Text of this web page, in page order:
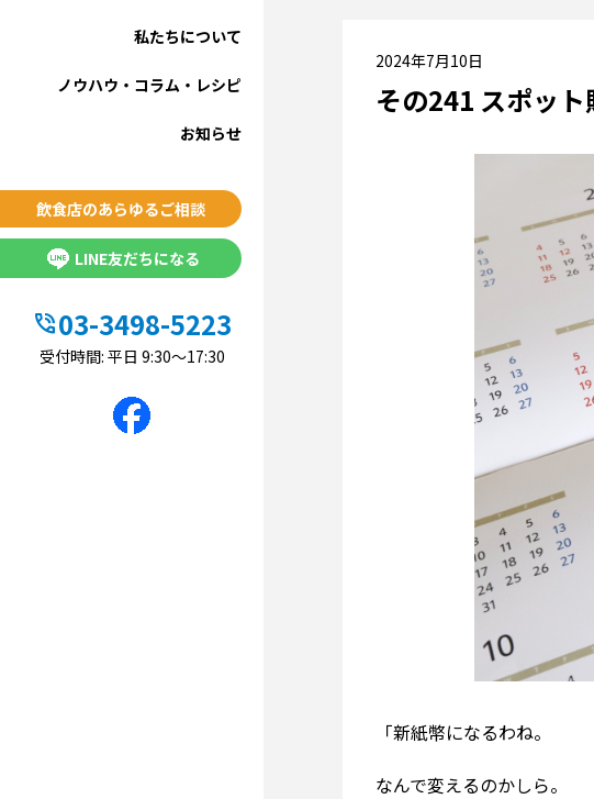
私たちについて
ノウハウ・コラム・レシピ
お知らせ
飲食店のあらゆるご相談
LINE友だちになる
phone_in_talk03-3498-5223
受付時間: 平日 9:30〜17:30
2024年7月10日
その241 スポッ
「新紙幣になるわね。
なんで変えるのかしら。